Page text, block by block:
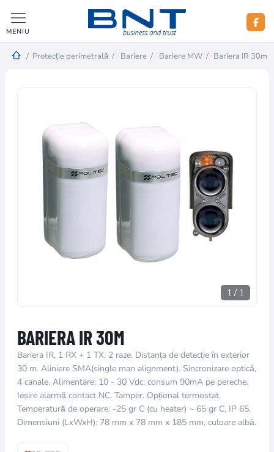
MENIU
/ Protecție perimetrală / Bariere / Bariere MW / Bariera IR 30m
1 / 1
BARIERA IR 30M
Bariera IR, 1 RX + 1 TX, 2 raze. Distanța de detecție în exterior
30 m. Aliniere SMA(single man alignment). Sincronizare optică,
4 canale. Alimentare: 10 - 30 Vdc, consum 90mA pe pereche.
Ieșire alarmă contact NC. Tamper. Opțional termostat.
Temperatură de operare: -25 gr C (cu heater) ~ 65 gr C, IP 65.
Dimensiuni (LxWxH): 78 mm x 78 mm x 185 mm, culoare albă.